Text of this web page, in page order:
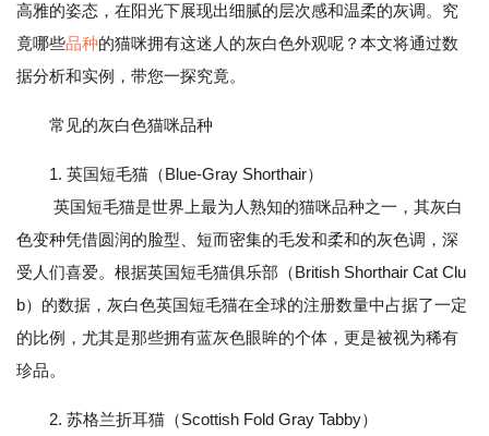
高雅的姿态，在阳光下展现出细腻的层次感和温柔的灰调。究
竟哪些品种的猫咪拥有这迷人的灰白色外观呢？本文将通过数
据分析和实例，带您一探究竟。
常见的灰白色猫咪品种
1. 英国短毛猫（Blue-Gray Shorthair）
英国短毛猫是世界上最为人熟知的猫咪品种之一，其灰白
色变种凭借圆润的脸型、短而密集的毛发和柔和的灰色调，深
受人们喜爱。根据英国短毛猫俱乐部（British Shorthair Cat Clu
b）的数据，灰白色英国短毛猫在全球的注册数量中占据了一定
的比例，尤其是那些拥有蓝灰色眼眸的个体，更是被视为稀有
珍品。
2. 苏格兰折耳猫（Scottish Fold Gray Tabby）